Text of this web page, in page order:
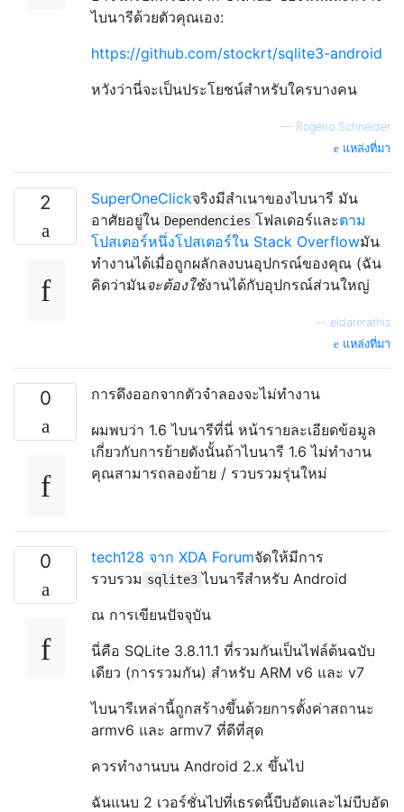
ไบนารีด้วยตัวคุณเอง:
https://github.com/stockrt/sqlite3-android
หวังว่านี่จะเป็นประโยชน์สำหรับใครบางคน
— Rogério Schneider
แหล่งที่มา
2 SuperOneClickจริงมีสำเนาของไบนารี มัน
อาศัยอยู่ใน Dependencies โฟลเดอร์และตาม
โปสเตอร์หนึ่งโปสเตอร์ใน Stack Overflowมัน
ทำงานได้เมื่อถูกผลักลงบนอุปกรณ์ของคุณ (ฉัน
คิดว่ามันจะต้องใช้งานได้กับอุปกรณ์ส่วนใหญ่
eldarerathis
แหล่งที่มา
0
การดึงออกจากตัวจำลองจะไม่ทำงาน
ผมพบว่า 1.6 ไบนารีที่นี่ หน้ารายละเอียดข้อมูล
เกี่ยวกับการย้ายดังนั้นถ้าไบนารี 1.6 ไม่ทำงาน
คุณสามารถลองย้าย / รวบรวมรุ่นใหม่
0 tech128 จาก XDA Forumจัดให้มีการ
รวบรวม sqlite3 ไบนารีสำหรับ Android
ณ การเขียนปัจจุบัน
นี่คือ SQLite 3.8.11.1 ที่รวมกันเป็นไฟล์ต้นฉบับ
เดียว (การรวมกัน) สำหรับ ARM v6 และ v7
ไบนารีเหล่านี้ถูกสร้างขึ้นด้วยการตั้งค่าสถานะ
armv6 และ armv7 ที่ดีที่สุด
ควรทำงานบน Android 2.x ขึ้นไป
ฉันแนบ 2 เวอร์ชั่นไปที่เธรดนี้บีบอัดและไม่บีบอัด